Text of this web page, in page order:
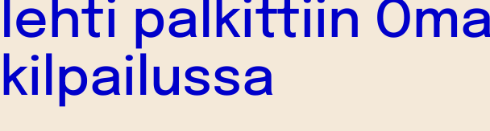
lehti palkittiin
kilpailussa